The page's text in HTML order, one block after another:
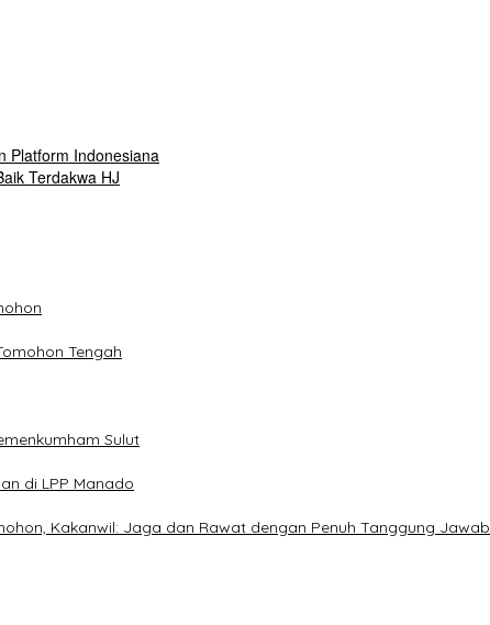
Platform Indonesiana
Terdakwa HJ
Tengah
Sulut
di LPP Manado
Kakanwil: Jaga dan Rawat dengan Penuh Tanggung Jawab